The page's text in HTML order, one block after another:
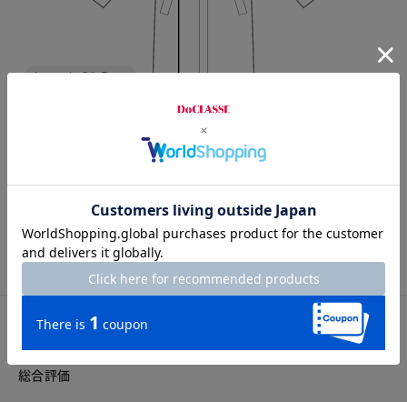
Length 91.5cm
7号 9号 11号 13号 15号
※店舗ではお取り扱いがございません。
カスタマーレビュー
総合評価